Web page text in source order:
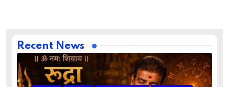
Recent News